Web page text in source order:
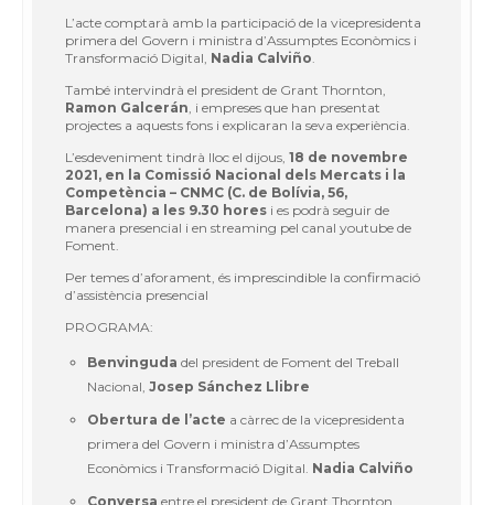
L’acte comptarà amb la participació de la vicepresidenta
primera del Govern i ministra d’Assumptes Econòmics i
Transformació Digital, Nadia Calviño
També intervindrà el president de Grant Thornton,
Ramon Galcerán , i empreses que han presentat
projectes a aquests fons i explicaran la seva experiència.
L’esdeveniment tindrà lloc el dijous, 18 de novembre
2021, en la Comissió Nacional dels Mercats i la
Competència – CNMC (C. de Bolívia, 56,
Barcelona) a les 9.30 hores i es podrà seguir de
manera presencial i en streaming pel canal youtube de
Foment.
Per temes d’aforament, és imprescindible la confirmació
d’assistència presencial
PROGRAMA:
Benvinguda del president de Foment del Treball
Nacional, Josep Sánchez Llibre
Obertura de l’acte a càrrec de la vicepresidenta
primera del Govern i ministra d’Assumptes
Econòmics i Transformació Digital. Nadia Calviño
Conversa entre el president de Grant Thornton,